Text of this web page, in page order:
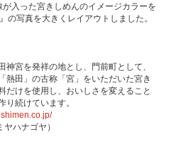
入った宮きしめんのイメージカラーを
の写真を大きくレイアウトしました。
宮を発祥の地とし、門前町として、
熱田」の古称「宮」をいただいた宮き
だけを使用し、おいしさを変えること
り続けています。
ハナゴヤ）